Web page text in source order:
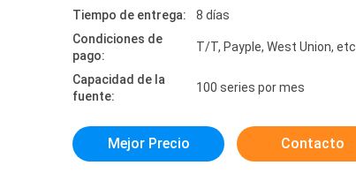
Tiempo de entrega:
8 días
Condiciones de
pago:
T/T, Payple, West Union, etc.
Capacidad de la
fuente:
100 series por mes
Mejor Precio Contacto